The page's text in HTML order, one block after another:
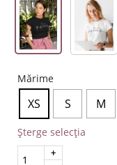
Mărime
XS S M
Șterge selecția
Quantity